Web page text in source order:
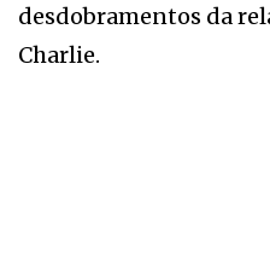
desdobramentos da
Charlie.